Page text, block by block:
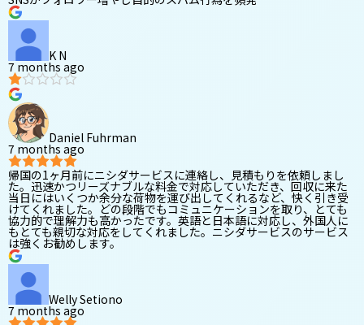
K N
7 months ago
Daniel Fuhrman
7 months ago
帰国の1ヶ月前にニシダサービスに連絡し、見積もりを依頼しまし
た。迅速かつリーズナブルな料金で対応していただき、回収に来た
当日にはいくつか余分な荷物を運び出してくれるなど、快く引き受
けてくれました。どの段階でもコミュニケーションを取り、とても
協力的で理解力も高かったです。英語と日本語に対応し、外国人に
もとても親切な対応をしてくれました。ニシダサービスのサービス
は強くお勧めします。
Welly Setiono
7 months ago